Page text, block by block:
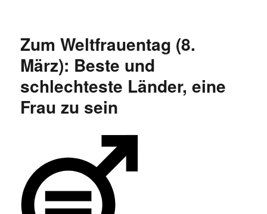
und
im
Osten
geringer
Zum Weltfrauentag (8.
März): Beste und
schlechteste Länder, eine
Frau zu sein